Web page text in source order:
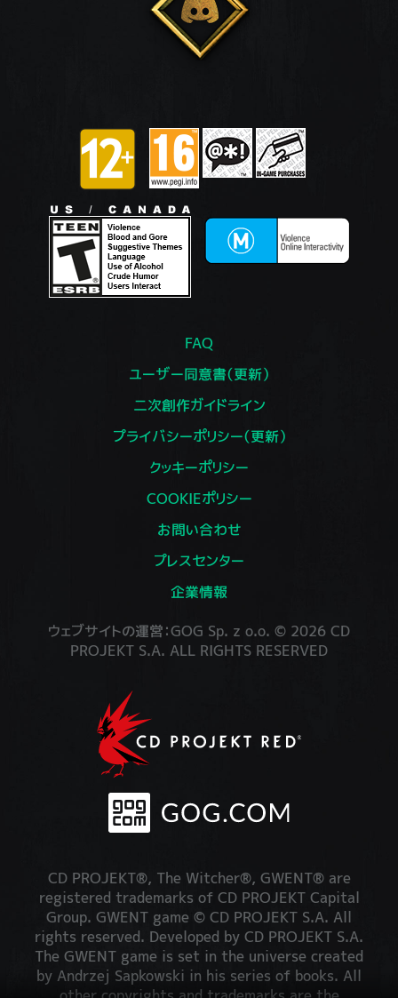
FAQ
ユーザー同意書（更新）
二次創作ガイドライン
プライバシーポリシー（更新）
クッキーポリシー
COOKIEポリシー
お問い合わせ
プレスセンター
企業情報
ウェブサイトの運営：GOG Sp. z o.o. © 2026 CD
PROJEKT S.A. ALL RIGHTS RESERVED
CD PROJEKT®, The Witcher®, GWENT® are
registered trademarks of CD PROJEKT Capital
Group. GWENT game © CD PROJEKT S.A. All
rights reserved. Developed by CD PROJEKT S.A.
The GWENT game is set in the universe created
by Andrzej Sapkowski in his series of books. All